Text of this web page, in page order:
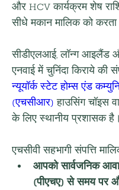
और HCV कार्यक्रम शेष
सीधे मकान मालिक को करता
सीडीएलआई, लॉन्ग आइलैंड
एनवाई में चुनिंदा किराये की
न्यूयॉर्क स्टेट होम्स एंड
(एचसीआर) हाउसिंग चॉइस
के लिए स्थानीय प्रशासक है।
एचसीवी सहभागी संपत्ति
आपको सार्वजनिक
(पीएचए) से समय पर